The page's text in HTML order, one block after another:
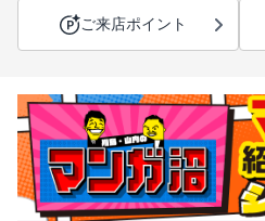
ご来店ポイント